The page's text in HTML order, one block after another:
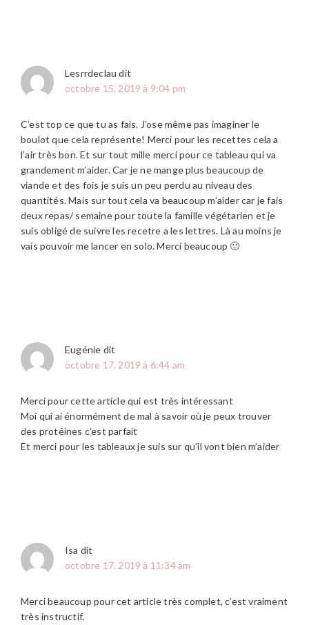
Lesrrdeclau dit
octobre 15, 2019 à 9:04 pm
C’est top ce que tu as fais. J’ose même pas imaginer le
boulot que cela représente! Merci pour les recettes cela a
l’air très bon. Et sur tout mille merci pour ce tableau qui va
grandement m’aider. Car je ne mange plus beaucoup de
viande et des fois je suis un peu perdu au niveau des
quantités. Mais sur tout cela va beaucoup m’aider car je fais
deux repas/ semaine pour toute la famille végétarien et je
suis obligé de suivre les recetre a les lettres. Là au moins je
vais pouvoir me lancer en solo. Merci beaucoup 🙂
Eugénie dit
octobre 17, 2019 à 6:44 am
Merci pour cette article qui est très intéressant
Moi qui ai énormément de mal à savoir où je peux trouver
des protéines c’est parfait
Et merci pour les tableaux je suis sur qu’il vont bien m’aider
Isa dit
octobre 17, 2019 à 11:34 am
Merci beaucoup pour cet article très complet, c’est vraiment
très instructif.